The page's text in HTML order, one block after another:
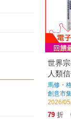
世界
人類
馬修・
創意市
2026/
79 折